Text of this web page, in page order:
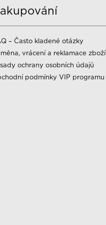
– Často kladené otázky
vrácení a reklamace zboží
ochrany osobních údajů
podmínky VIP programu